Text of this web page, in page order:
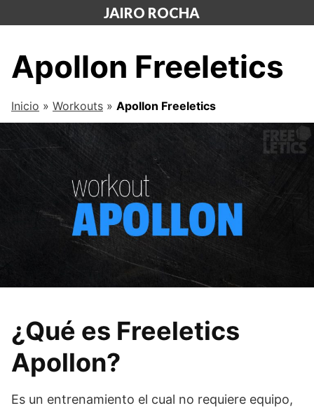
al
JAIRO ROCHA
Apollon Freeletics
Inicio » Workouts » Apollon Freeletics
¿Qué es Freeletics
Apollon?
Es un entrenamiento el cual no requiere equipo,